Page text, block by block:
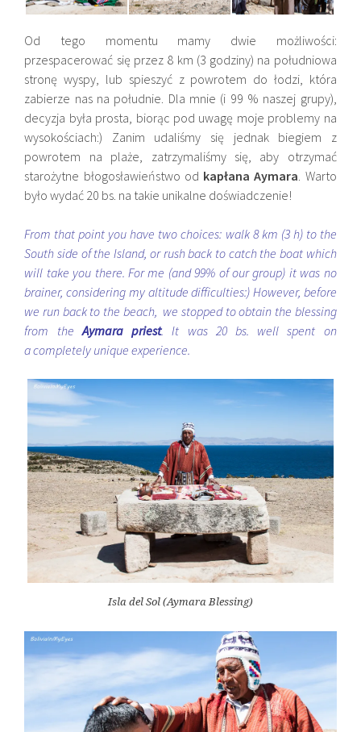
Od tego momentu mamy dwie możliwości:
przespacerować się przez 8 km (3 godziny) na południowa
stronę wyspy, lub spieszyć z powrotem do łodzi, która
zabierze nas na południe. Dla mnie (i 99 % naszej grupy),
decyzja była prosta, biorąc pod uwagę moje problemy na
wysokościach:) Zanim udaliśmy się jednak biegiem z
powrotem na plaże, zatrzymaliśmy się, aby otrzymać
starożytne błogosławieństwo od kapłanaAymara . Warto
było wydać 20 bs. na takie unikalne doświadczenie!
From that point you have two choices: walk 8 km (3 h) to the
South side of the Island, or rush back to catch the boat which
will take you there. For me (and 99% of our group) it was no
brainer, considering my altitude difficulties:) However, before
we run back to the beach, we stopped to obtain the blessing
from theAymara priest. It was 20 bs. well spent on
a completely unique experience.
Isla del Sol (Aymara Blessing)